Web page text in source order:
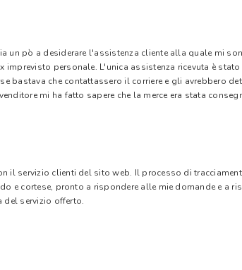
un pò a desiderare l'assistenza cliente alla quale mi
personale. L'unica assistenza ricevuta è
bastava che contattassero il corriere e gli avrebbero
mi ha fatto sapere che la merce era stata
il servizio clienti del sito web. Il processo di
e cortese, pronto a rispondere alle mie domande e
servizio offerto.